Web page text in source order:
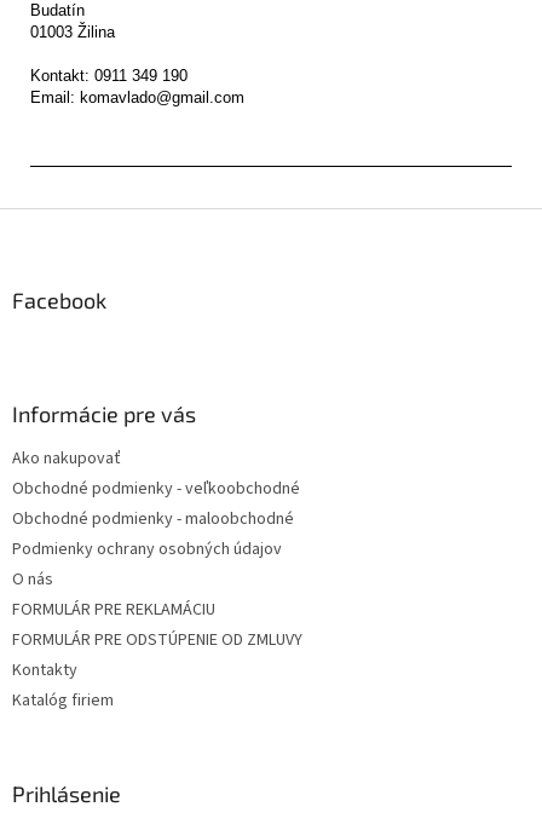
Budatín
01003 Žilina
Kontakt: 0911 349 190
Facebook
Informácie pre vás
Ako nakupovať
Obchodné podmienky - veľkoobchodné
Obchodné podmienky - maloobchodné
Podmienky ochrany osobných údajov
O nás
FORMULÁR PRE REKLAMÁCIU
FORMULÁR PRE ODSTÚPENIE OD ZMLUVY
Kontakty
Katalóg firiem
Prihlásenie